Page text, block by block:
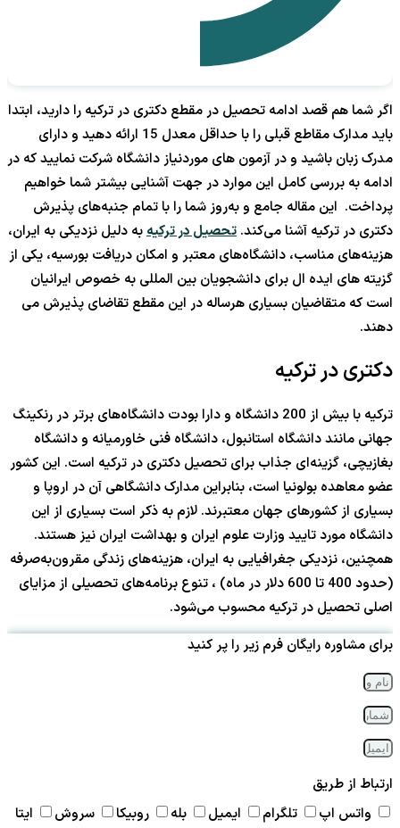
اگر شما هم قصد ادامه تحصیل در مقطع دکتری در ترکیه را دارید، ابتدا
باید مدارک مقاطع قبلی را با حداقل معدل 15 ارائه دهید و دارای
مدرک زبان باشید و در آزمون های موردنیاز دانشگاه شرکت نمایید که در
ادامه به بررسی کامل این موارد در جهت آشنایی بیشتر شما خواهیم
پرداخت. این مقاله جامع و به‌روز شما را با تمام جنبه‌های پذیرش
دکتری در ترکیه آشنا می‌کند. تحصیل در ترکیهبه دلیل نزدیکی به ایران،
هزینه‌های مناسب، دانشگاه‌های معتبر و امکان دریافت بورسیه، یکی از
گزیته های ایده ال برای دانشجویان بین المللی به خصوص ایرانیان
است که متقاضیان بسیاری هرساله در این مقطع تقاضای پذیرش می
دهند.
دکتری در ترکیه
ترکیه با بیش از 200 دانشگاه و دارا بودت دانشگاه‌های برتر در رنکینگ
جهانی مانند دانشگاه استانبول، دانشگاه فنی خاورمیانه و دانشگاه
بغازیچی، گزینه‌ای جذاب برای تحصیل دکتری در ترکیه است. این کشور
عضو معاهده بولونیا است، بنابراین مدارک دانشگاهی آن در اروپا و
بسیاری از کشورهای جهان معتبرند. لازم به ذکر است بسیاری از این
دانشگاه مورد تایید وزارت علوم ایران و بهداشت ایران نیز هستند.
همچنین، نزدیکی جغرافیایی به ایران، هزینه‌های زندگی مقرون‌به‌صرفه
(حدود 400 تا 600 دلار در ماه) ، تنوع برنامه‌های تحصیلی از مزایای
اصلی تحصیل در ترکیه محسوب می‌شود.
برای مشاوره رایگان فرم زیر را پر کنید
ارتباط از طریق
واتس اپ
تلگرام ایمیل بله روبیکا سروش ایتا